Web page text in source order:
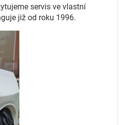
servis ve vlastní
již od roku 1996.